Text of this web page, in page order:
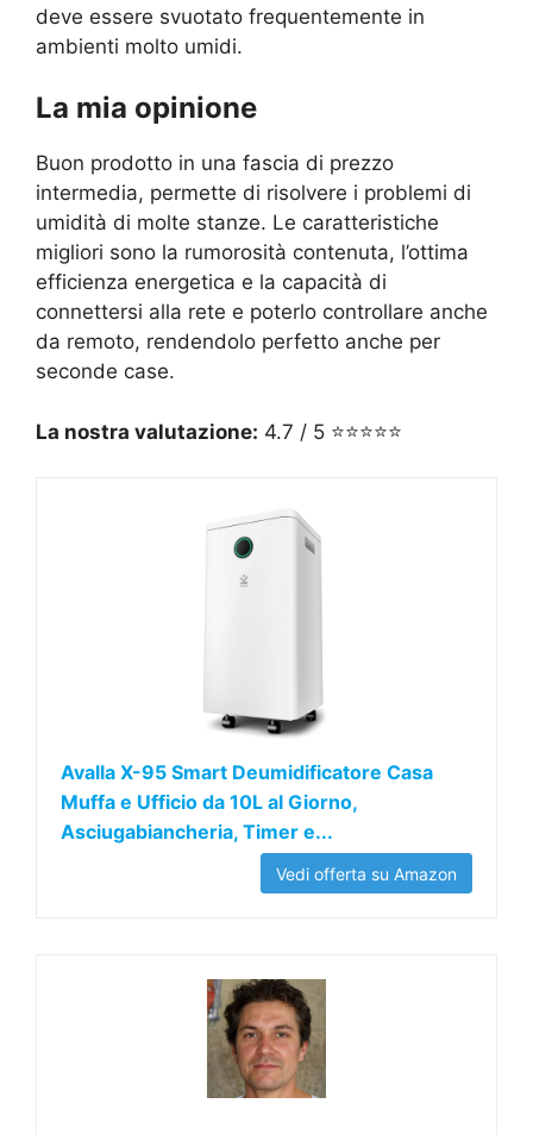
deve essere svuotato frequentemente in
ambienti molto umidi.
La mia opinione
Buon prodotto in una fascia di prezzo
intermedia, permette di risolvere i problemi di
umidità di molte stanze. Le caratteristiche
migliori sono la rumorosità contenuta, l’ottima
efficienza energetica e la capacità di
connettersi alla rete e poterlo controllare anche
da remoto, rendendolo perfetto anche per
seconde case.
La nostra valutazione: 4.7 / 5 ⭐⭐⭐⭐⭐
Avalla X-95 Smart Deumidificatore Casa
Muffa e Ufficio da 10L al Giorno,
Asciugabiancheria, Timer e...
Vedi offerta su Amazon